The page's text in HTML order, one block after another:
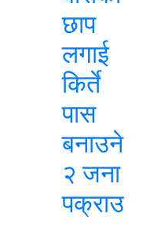
छाप
लगाई
किर्ते
पास
बनाउने
२ जना
पक्राउ